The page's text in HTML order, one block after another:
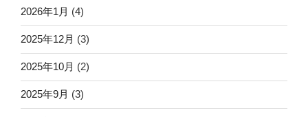
2026年1月 (4)
2025年12月 (3)
2025年10月 (2)
2025年9月 (3)